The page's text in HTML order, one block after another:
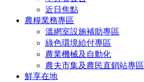
近日焦點
農糧業務專區
溫網室設施補助專區
綠色環境給付專區
農業機械及自動化
農夫市集及農民直銷站專區
鮮享在地